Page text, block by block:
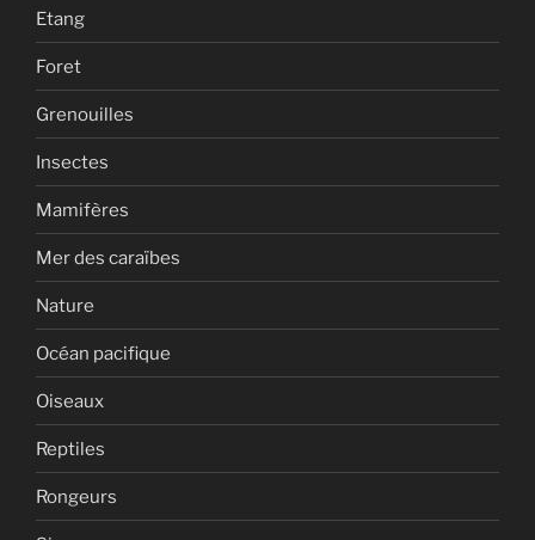
Etang
Foret
Grenouilles
Insectes
Mamifères
Mer des caraïbes
Nature
Océan pacifique
Oiseaux
Reptiles
Rongeurs